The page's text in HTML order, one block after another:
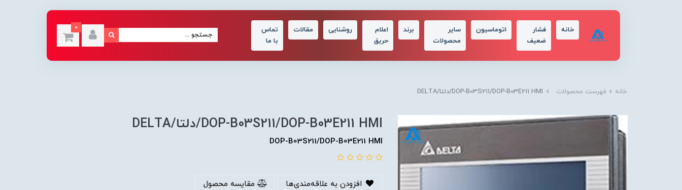
خانه
فشار
ضعیف
اتوماسیون
سایر
محصولات
برند
اعلام
حریق
روشنایی مقالات
تماس
با ما
0
خانه فهرست محصولات DOP-B03S211/DOP-B03E211 HMI/دلتا/DELTA
DOP-B03S211/DOP-B03E211 HMI/دلتا/DELTA
DOP-B03S211/DOP-B03E211 HMI
مقایسه محصول